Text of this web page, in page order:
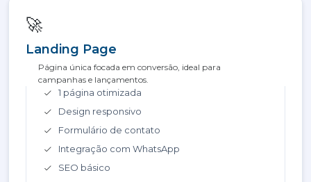
🚀
Landing Page
Página única focada em conversão, ideal para
campanhas e lançamentos.
1 página otimizada
Design responsivo
Formulário de contato
Integração com WhatsApp
SEO básico